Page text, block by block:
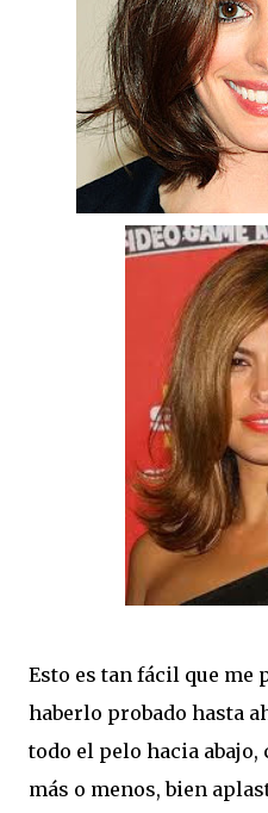
Esto es tan fácil que me
haberlo probado hasta
todo el pelo hacia abajo,
más o menos, bien